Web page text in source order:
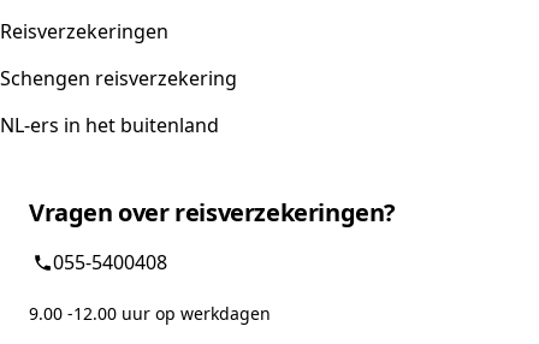
Reisverzekeringen
Schengen reisverzekering
NL-ers in het buitenland
Vragen over reisverzekeringen?
055-5400408
9.00 -12.00 uur op werkdagen